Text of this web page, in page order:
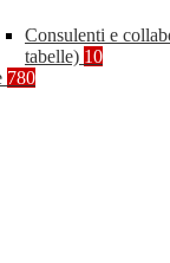
Consulenti e
tabelle) 10
780